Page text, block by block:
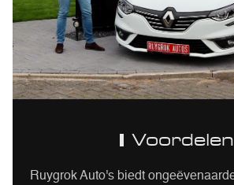
Voordelen
Ruygrok Auto's biedt